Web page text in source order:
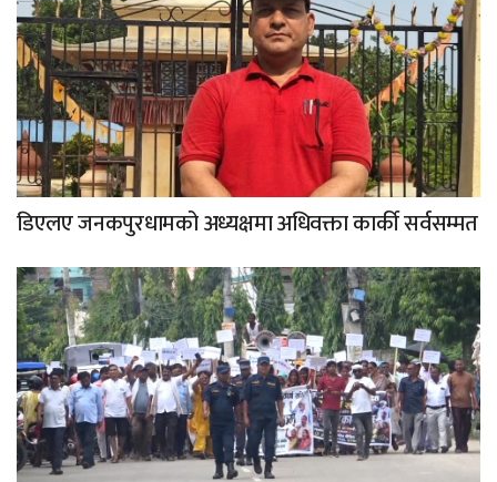
डिएलए जनकपुरधामको अध्यक्षमा अधिवक्ता कार्की सर्वसम्मत